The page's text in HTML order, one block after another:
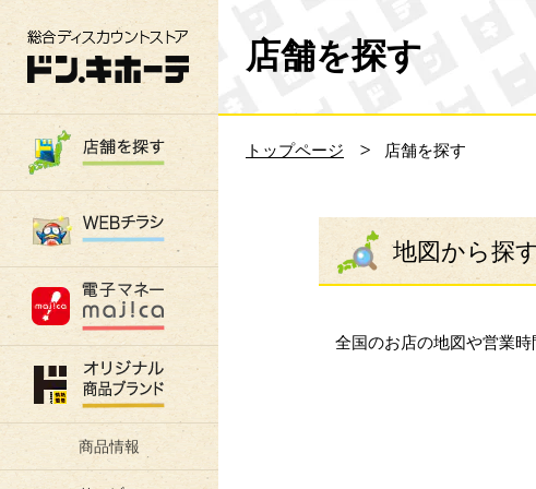
総合ディスカウントストア 驚安の殿堂 ドン・キ
商品情報
店舗を探す
トップページ 店舗を探す
地図から探
全国のお店の地図や営業時